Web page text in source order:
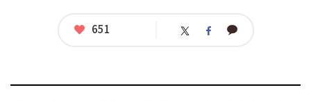
좋
651 트 페 카